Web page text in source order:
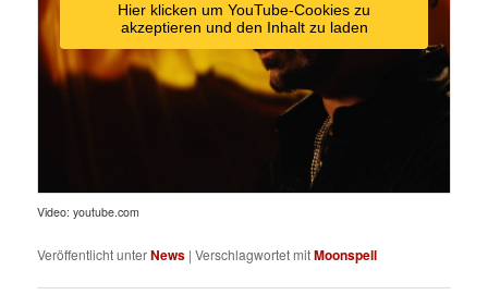
Hier klicken um YouTube-Cookies zu
akzeptieren und den Inhalt zu laden
Video: youtube.com
Veröffentlicht unterNews |Verschlagwortet mitMoonspell